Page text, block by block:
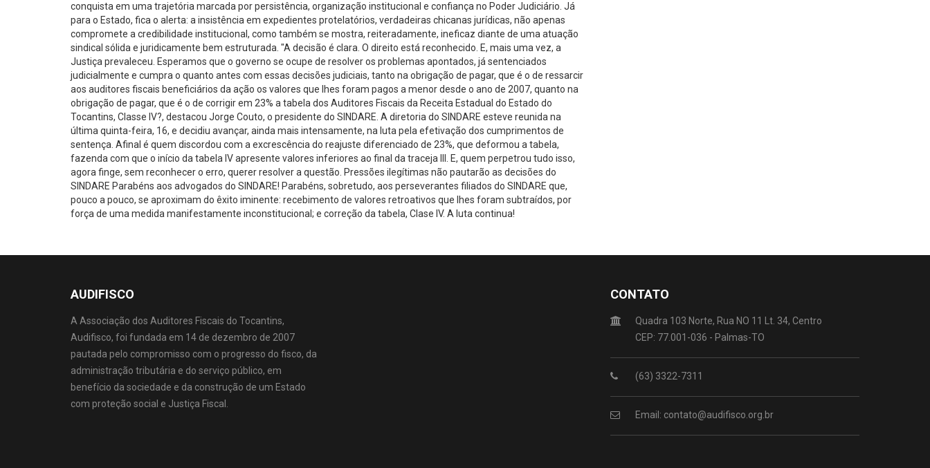
conquista em uma trajetória marcada por persistência, organização institucional e confiança no Poder Judiciário. Já
para o Estado, fica o alerta: a insistência em expedientes protelatórios, verdadeiras chicanas jurídicas, não apenas
compromete a credibilidade institucional, como também se mostra, reiteradamente, ineficaz diante de uma atuação
sindical sólida e juridicamente bem estruturada. "A decisão é clara. O direito está reconhecido. E, mais uma vez, a
Justiça prevaleceu. Esperamos que o governo se ocupe de resolver os problemas apontados, já sentenciados
judicialmente e cumpra o quanto antes com essas decisões judiciais, tanto na obrigação de pagar, que é o de ressarcir
aos auditores fiscais beneficiários da ação os valores que lhes foram pagos a menor desde o ano de 2007, quanto na
obrigação de pagar, que é o de corrigir em 23% a tabela dos Auditores Fiscais da Receita Estadual do Estado do
Tocantins, Classe IV?, destacou Jorge Couto, o presidente do SINDARE. A diretoria do SINDARE esteve reunida na
última quinta-feira, 16, e decidiu avançar, ainda mais intensamente, na luta pela efetivação dos cumprimentos de
sentença. Afinal é quem discordou com a excrescência do reajuste diferenciado de 23%, que deformou a tabela,
fazenda com que o início da tabela IV apresente valores inferiores ao final da traceja III. E, quem perpetrou tudo isso,
agora finge, sem reconhecer o erro, querer resolver a questão. Pressões ilegítimas não pautarão as decisões do
SINDARE Parabéns aos advogados do SINDARE! Parabéns, sobretudo, aos perseverantes filiados do SINDARE que,
pouco a pouco, se aproximam do êxito iminente: recebimento de valores retroativos que lhes foram subtraídos, por
força de uma medida manifestamente inconstitucional; e correção da tabela, Clase IV. A luta continua!
AUDIFISCO
A Associação dos Auditores Fiscais do Tocantins,
Audifisco, foi fundada em 14 de dezembro de 2007
pautada pelo compromisso com o progresso do fisco, da
administração tributária e do serviço público, em
benefício da sociedade e da construção de um Estado
com proteção social e Justiça Fiscal.
CONTATO
Quadra 103 Norte, Rua NO 11 Lt. 34, Centro
CEP: 77.001-036 - Palmas-TO
(63) 3322-7311
Email: contato@audifisco.org.br